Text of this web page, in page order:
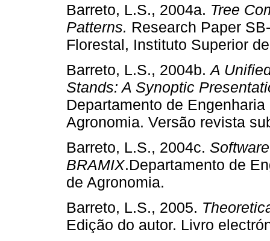
Barreto, L.S., 2004a. Tree
Patterns. Research Paper
Florestal, Instituto Superior
Barreto, L.S., 2004b.A
Stands: A Synoptic
Departamento de
Agronomia. Versão revista
Barreto, L.S., 2004c.
BRAMIX.Departamento de
de Agronomia.
Barreto, L.S., 2005.
Edição do autor. Livro